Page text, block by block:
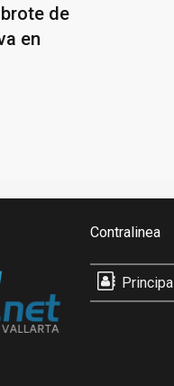
de
en
Contralinea
Principal